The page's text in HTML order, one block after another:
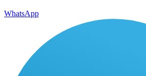
WhatsApp